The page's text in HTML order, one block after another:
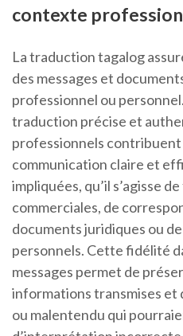
contexte
La traduction tagalog
des messages et
professionnel ou
traduction précise et
professionnels contribuent
communication claire et
impliquées, qu’il s’agisse
commerciales, de
documents juridiques ou
personnels. Cette fidélité
messages permet de
informations transmises et
ou malentendu qui